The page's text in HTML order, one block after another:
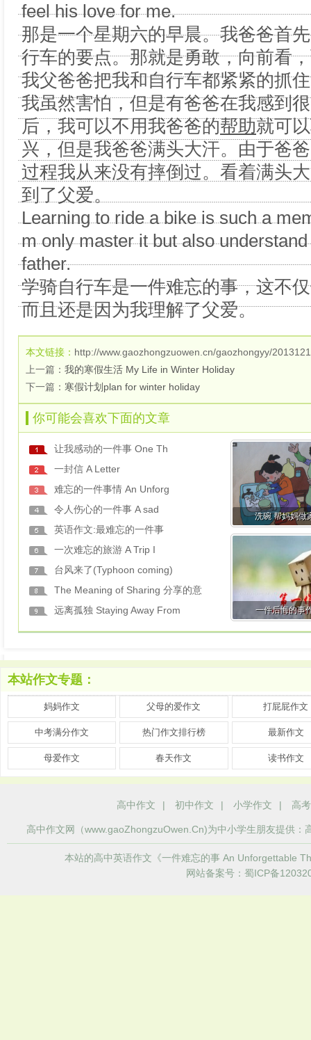
feel his love for me.
那是一个星期六的早晨。我爸爸首
行车的要点。那就是勇敢，向前看
我父爸爸把我和自行车都紧紧的抓
我虽然害怕，但是有爸爸在我感到
后，我可以不用我爸爸的帮助就可
兴，但是我爸爸满头大汗。由于爸
过程我从来没有摔倒过。看着满头
到了父爱。
Learning to ride a bike is such a
m only master it but also
father.
学骑自行车是一件难忘的事，这不
而且还是因为我理解了父爱。
本文链接： http://www.gaozhongzuowen.cn/gaozhongyy/
上一篇： 我的寒假生活 My Life in Winter Holiday
下一篇： 寒假计划plan for winter holiday
你可能会喜欢下面的文章
让我感动的一件事 One Th
一封信 A Letter
难忘的一件事情 An Unforg
令人伤心的一件事 A sad
英语作文:最难忘的一件事
一次难忘的旅游 A Trip I
台风来了(Typhoon coming)
The Meaning of Sharing 分享的意
远离孤独 Staying Away From
洗碗 帮妈妈做
一件后悔的事
本站作文专题：
妈妈作文 父母的爱作文 打屁屁作文
中考满分作文 热门作文排行榜 最新作文
母爱作文 春天作文 读书作文
高中作文 | 初中作文 | 小学作文 | 高
高中作文网（www.gaoZhongzuOwen.Cn)为中小学生朋友提供
本站的高中英语作文《一件难忘的事 An Unforgettable
网站备案号：蜀ICP备